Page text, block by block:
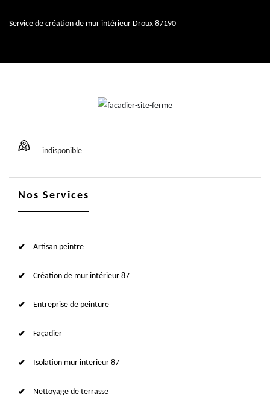
Service de création de mur intérieur Droux 87190
indisponible
Nos Services
Artisan peintre
Création de mur intérieur 87
Entreprise de peinture
Façadier
Isolation mur interieur 87
Nettoyage de terrasse